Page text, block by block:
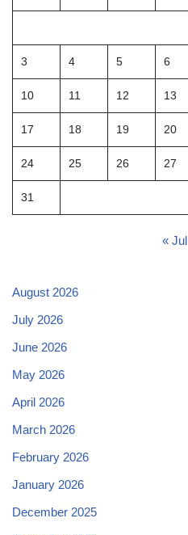
3 4 5 6
10 11 12 13
17 18 19 20
24 25 26 27
31
« Jul
August 2026
July 2026
June 2026
May 2026
April 2026
March 2026
February 2026
January 2026
December 2025